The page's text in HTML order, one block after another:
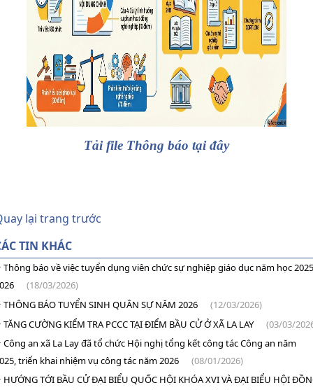
Tải file Thông báo tại đây
lại trang trước
TIN KHÁC
Thông báo về việc tuyển dụng viên chức sự nghiệp giáo dục năm học
(18/03/2026)
THÔNG BÁO TUYỂN SINH QUÂN SỰ NĂM 2026
(12/03/2026)
TĂNG CƯỜNG KIỂM TRA PCCC TẠI ĐIỂM BẦU CỬ Ở XÃ LA LAY
(03/03/
Công an xã La Lay đã tổ chức Hội nghị tổng kết công tác Công an năm
triển khai nhiệm vụ công tác năm 2026
(08/01/2026)
HƯỚNG TỚI BẦU CỬ ĐẠI BIỂU QUỐC HỘI KHÓA XVI VÀ ĐẠI BIỂU HỘI